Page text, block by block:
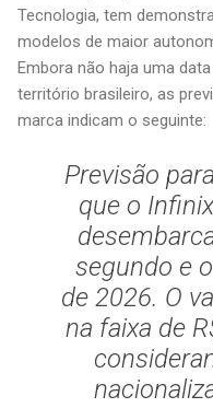
Tecnologia, tem
modelos de maior
Embora não haja uma
território brasileiro, as
marca indicam o seguinte:
Previsão
que o
segundo e
de 2026. O
na faixa de